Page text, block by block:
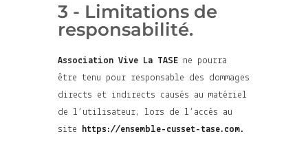
3 - Limitations de
responsabilité.
Association Vive La TASE ne pourra
être tenu pour responsable des dommages
directs et indirects causés au matériel
de l’utilisateur, lors de l’accès au
site https://ensemble-cusset-tase.com.